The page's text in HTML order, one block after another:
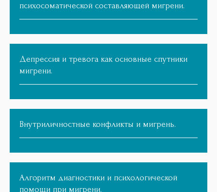
психосоматической составляющей мигрени.
Депрессия и тревога как основные спутники
мигрени.
Внутриличностные конфликты и мигрень.
Алгоритм диагностики и психологической
помощи при мигрени.